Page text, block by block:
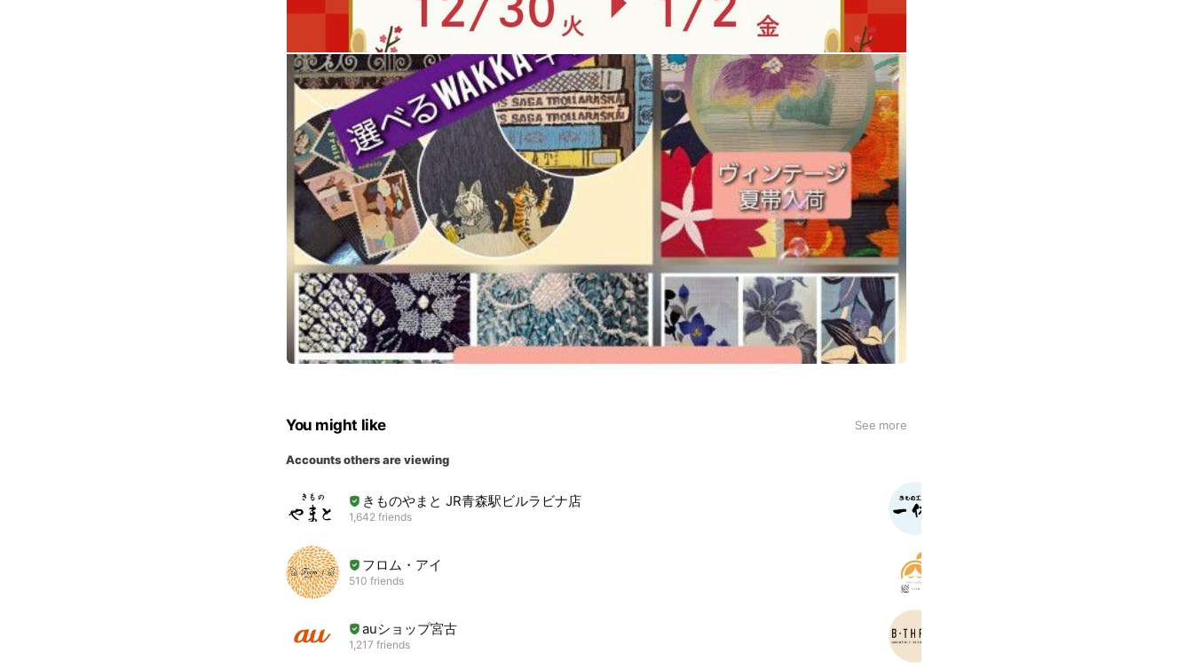
You might like See more
Accounts others are viewing
きものやまと JR青森駅ビルラビナ店
1,642 friends
フロム・アイ
510 friends
auショップ宮古
1,217 friends